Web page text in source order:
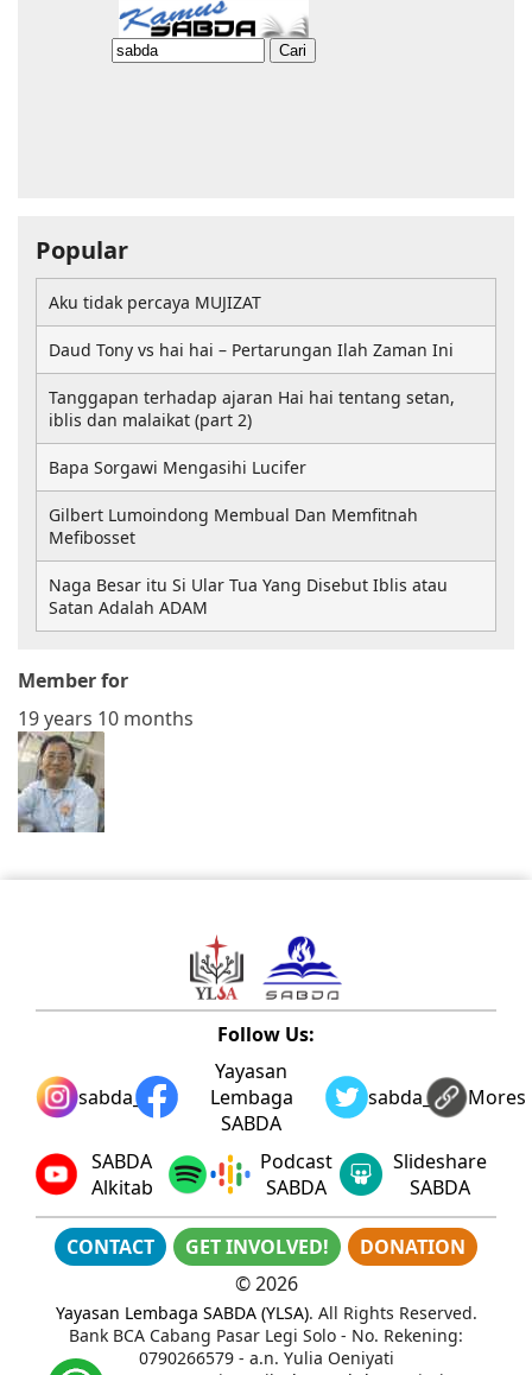
Member for
19 years 10 months
Popular
Aku tidak percaya MUJIZAT
Daud Tony vs hai hai – Pertarungan Ilah Zaman Ini
Tanggapan terhadap ajaran Hai hai tentang setan,
iblis dan malaikat (part 2)
Bapa Sorgawi Mengasihi Lucifer
Gilbert Lumoindong Membual Dan Memfitnah
Mefibosset
Naga Besar itu Si Ular Tua Yang Disebut Iblis atau
Satan Adalah ADAM
Follow Us:
sabda_ylsa
Yayasan
Lembaga
SABDA
sabda_ylsaMores
SABDA
Alkitab
Podcast
SABDA
Slideshare
SABDA
CONTACT GET INVOLVED!
DONATION
©2026
Yayasan Lembaga SABDA (YLSA). All Rights Reserved.
Bank BCA Cabang Pasar Legi Solo - No. Rekening:
0790266579 - a.n. Yulia Oeniyati